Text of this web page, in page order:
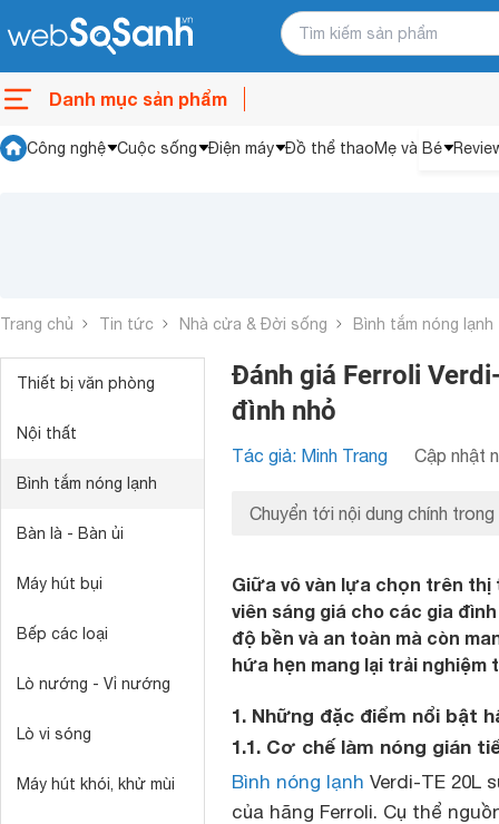
Danh mục sản phẩm
Công nghệ Cuộc sống Điện máy Đồ thể thaoMẹ và Bé
Trang chủ Tin tức Nhà cửa & Đời sống Bình tắm nóng lạnh
Thiết bị văn phòng
Nội thất
Bình tắm nóng lạnh
Bàn là - Bàn ủi
Máy hút bụi
Bếp các loại
Lò nướng - Vỉ nướng
Lò vi sóng
Máy hút khói, khử mùi
Đánh giá Ferroli
đình nhỏ
Tác giả: Minh Trang Cập nhật
Chuyển tới nội dung chính trong
Giữa vô vàn lựa chọn trên
viên sáng giá cho các gia
độ bền và an toàn mà còn
hứa hẹn mang lại trải nghiệm
1. Những đặc điểm nổi bật
1.1. Cơ chế làm nóng gián
Bình nóng lạnh Verdi-TE 20L
của hãng Ferroli. Cụ thể